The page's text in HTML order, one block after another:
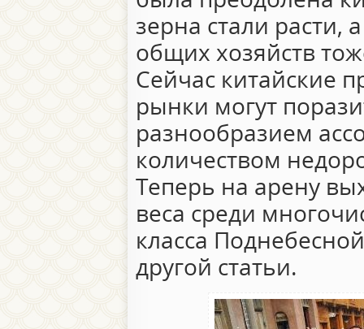
зерна стали расти,
общих хозяйств
Сейчас китайские
рынки могут
разнообразием
количеством
Теперь на арену
веса среди
класса
другой статьи.